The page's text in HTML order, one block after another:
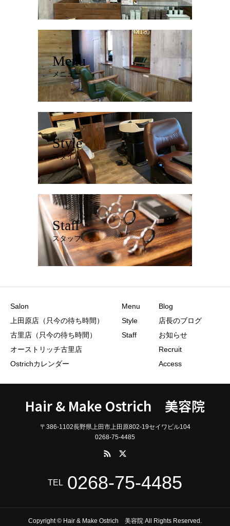
Menu
メニュー
Style
スタイル
Staff
スタッフ
Salon
上田原店（只今の待ち時間）
古里店（只今の待ち時間）
オーストリッチ古里店
Ostrichカレンダー
Menu
Style
Staff
Blog
店長のブログ
お知らせ
Recruit
Access
Hair & Make Ostrich 美容院
〒386-1102長野県上田市上田原802-19セイワビル104
0268-75-4485
TEL 0268-75-4485
Copyright © Hair & Make Ostrich 美容院 All Rights Reserved.